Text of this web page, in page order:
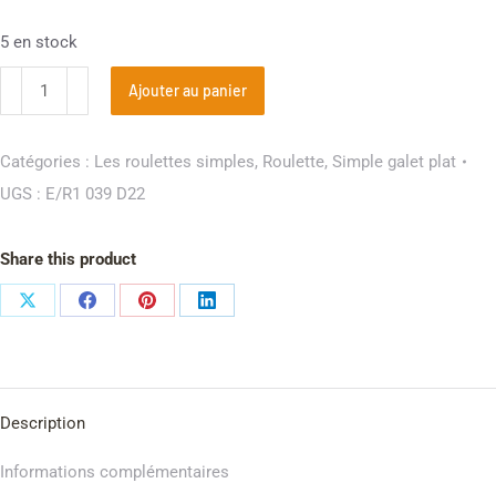
5 en stock
Ajouter au panier
Catégories : Les roulettes simples, Roulette, Simple galet plat
UGS : E/R1 039 D22
Share this product
Description
Informations complémentaires